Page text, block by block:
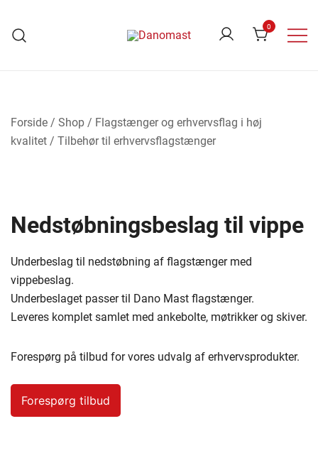
content
0
Forside / Shop / Flagstænger og erhvervsflag i høj
kvalitet / Tilbehør til erhvervsflagstænger
Nedstøbningsbeslag til vippe
Underbeslag til nedstøbning af flagstænger med
vippebeslag.
Underbeslaget passer til Dano Mast flagstænger.
Leveres komplet samlet med ankebolte, møtrikker og skiver.
Forespørg på tilbud for vores udvalg af erhvervsprodukter.
Forespørg tilbud